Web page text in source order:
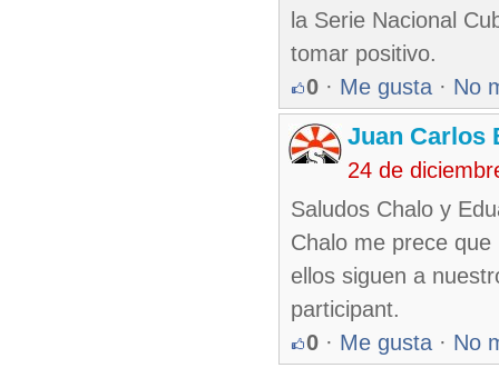
la Serie Nacional
tomar positivo.
0 · Me gusta · No
Juan Carlos
24 de
Saludos Chalo y
Chalo me prece
ellos siguen a
participant.
0 · Me gusta · No